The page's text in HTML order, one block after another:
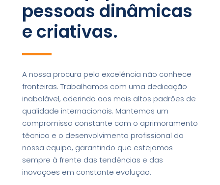
pessoas dinâmicas
e criativas.
A nossa procura pela excelência não conhece
fronteiras. Trabalhamos com uma dedicação
inabalável, aderindo aos mais altos padrões de
qualidade internacionais. Mantemos um
compromisso constante com o aprimoramento
técnico e o desenvolvimento profissional da
nossa equipa, garantindo que estejamos
sempre à frente das tendências e das
inovações em constante evolução.